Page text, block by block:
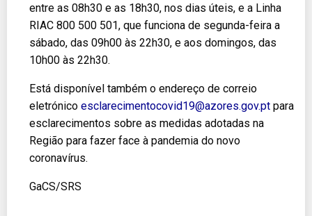
entre as 08h30 e as 18h30, nos dias úteis, e a Linha
RIAC 800 500 501, que funciona de segunda-feira a
sábado, das 09h00 às 22h30, e aos domingos, das
10h00 às 22h30.
Está disponível também o endereço de correio
eletrónico esclarecimentocovid19@azores.gov.pt para
esclarecimentos sobre as medidas adotadas na
Região para fazer face à pandemia do novo
coronavírus.
GaCS/SRS